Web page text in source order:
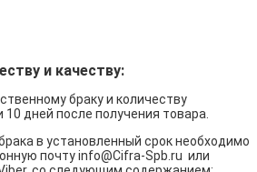
и качеству:
браку и количеству
дней после получения товара.
в установленный срок необходимо
почту info@Cifra-Spb.ru или